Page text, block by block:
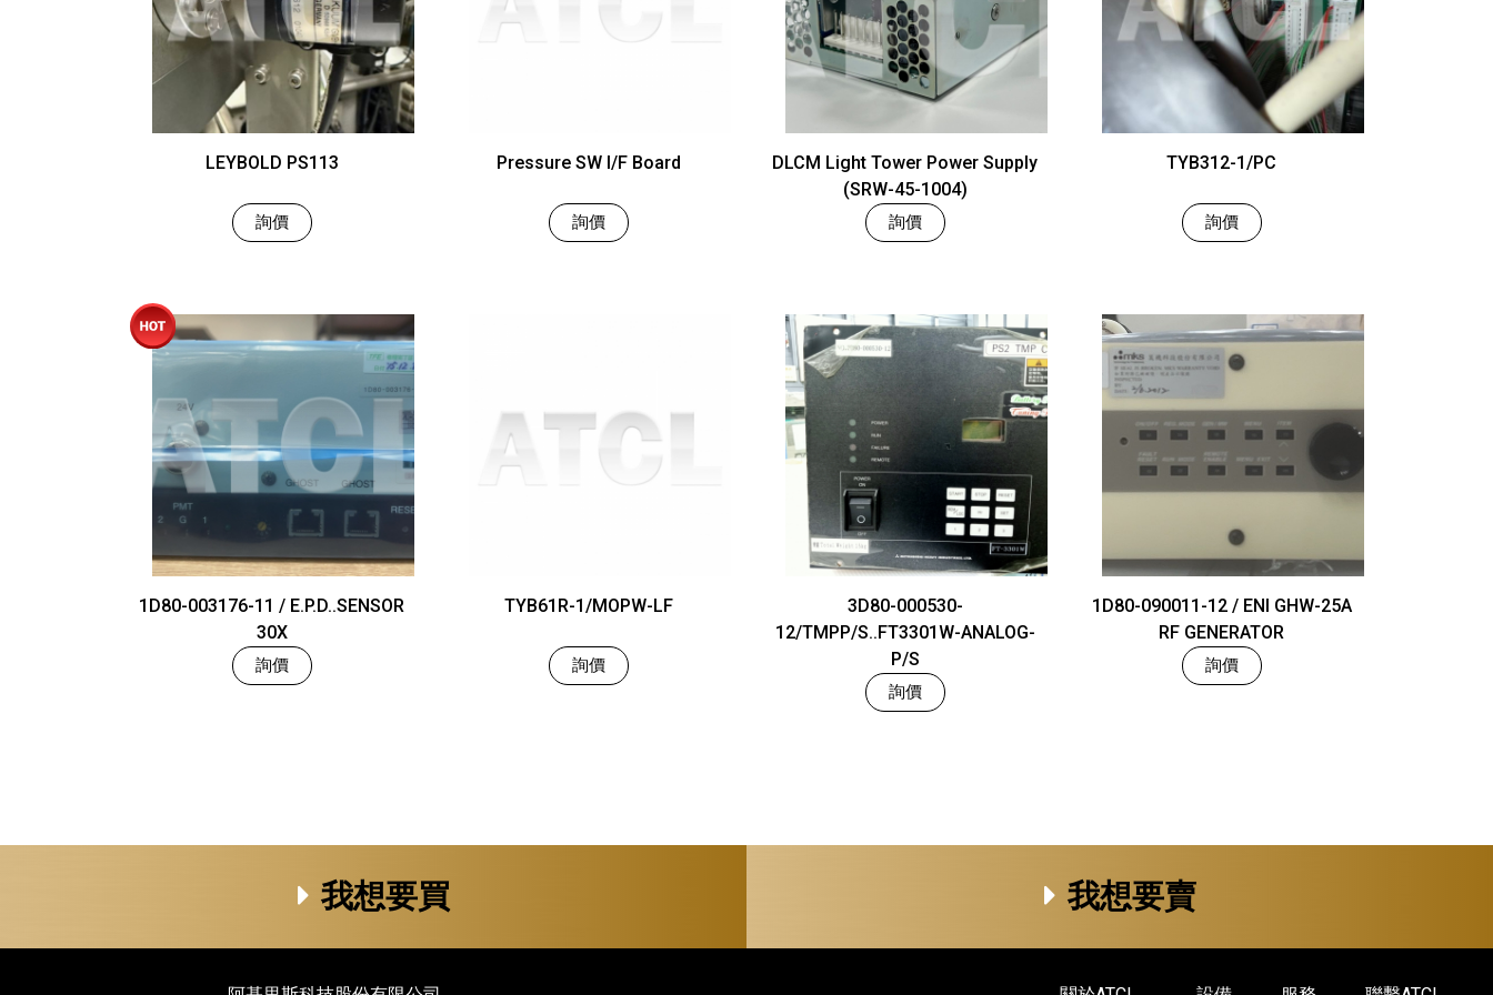
LEYBOLD PS113
詢價
Pressure SW I/F Board
詢價
DLCM Light Tower Power Supply
(SRW-45-1004)
詢價
TYB312-1/PC
詢價
1D80-003176-11 / E.P.D..SENSOR
30X
詢價
TYB61R-1/MOPW-LF
詢價
3D80-000530-
12/TMPP/S..FT3301W-ANALOG-
P/S
詢價
1D80-090011-12 / ENI GHW-25A
RF GENERATOR
詢價
我想要買 我想要賣